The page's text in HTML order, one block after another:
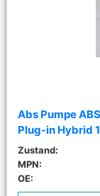
Abs Pumpe
Plug-in Hybrid
Zustand:
MPN:
OE: